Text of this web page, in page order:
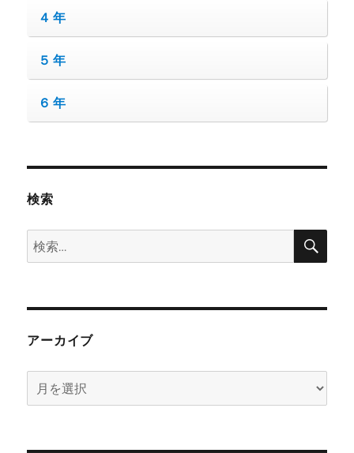
４年
５年
６年
検索
検
索:
検
アーカイブ
ー
イ